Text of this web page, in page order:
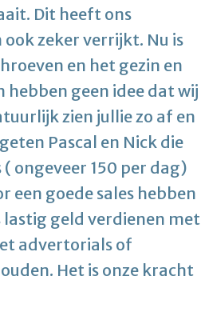
Dit heeft ons
zeker verrijkt. Nu is
en het gezin en
hebben geen idee dat wij
zien jullie zo af en
Pascal en Nick die
ongeveer 150 per dag)
een goede sales hebben
geld verdienen met
advertorials of
Het is onze kracht